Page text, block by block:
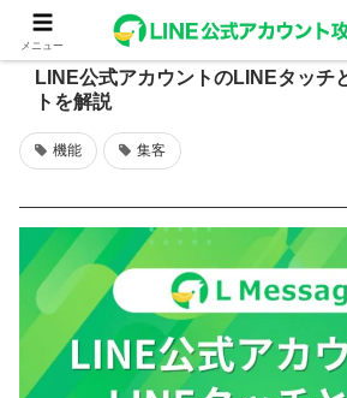
LINE公式アカウントのLINEタッチ
トを解説
機能 集客
メニュー